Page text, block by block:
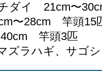
ダイ 21cm〜
〜28cm 竿頭15
竿頭3匹
ラハギ、サゴシ